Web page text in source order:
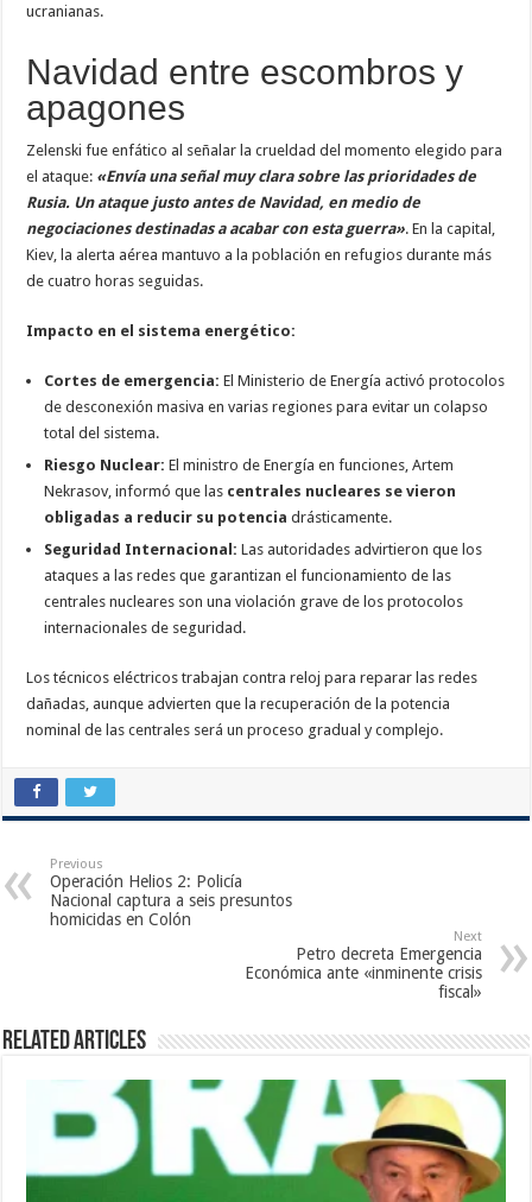
ucranianas.
Navidad entre escombros y
apagones
Zelenski fue enfático al señalar la crueldad del momento elegido para
el ataque: «Envía una señal muy clara sobre las prioridades de
Rusia. Un ataque justo antes de Navidad, en medio de
negociaciones destinadas a acabar con esta guerra». En la capital,
Kiev, la alerta aérea mantuvo a la población en refugios durante más
de cuatro horas seguidas.
Impacto en el sistema energético:
Cortes de emergencia: El Ministerio de Energía activó protocolos
de desconexión masiva en varias regiones para evitar un colapso
total del sistema.
Riesgo Nuclear: El ministro de Energía en funciones, Artem
Nekrasov, informó que las centrales nucleares se vieron
obligadas a reducir su potencia drásticamente.
Seguridad Internacional: Las autoridades advirtieron que los
ataques a las redes que garantizan el funcionamiento de las
centrales nucleares son una violación grave de los protocolos
internacionales de seguridad.
Los técnicos eléctricos trabajan contra reloj para reparar las redes
dañadas, aunque advierten que la recuperación de la potencia
nominal de las centrales será un proceso gradual y complejo.
Previous
Operación Helios 2: Policía
Nacional captura a seis presuntos
homicidas en Colón
Next
Petro decreta Emergencia
Económica ante «inminente crisis
fiscal»
Related Articles